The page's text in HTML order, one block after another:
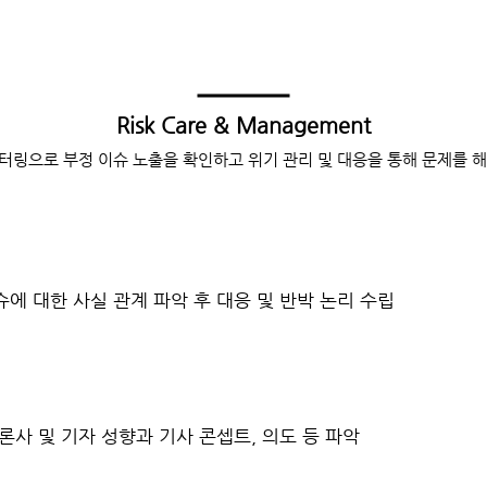
Risk Care & Management
링으로 부정 이슈 노출을 확인하고 위기 관리 및 대응을 통해 문제를
에 대한 사실 관계 파악 후 대응 및 반박 논리 수립
사 및 기자 성향과 기사 콘셉트, 의도 등 파악